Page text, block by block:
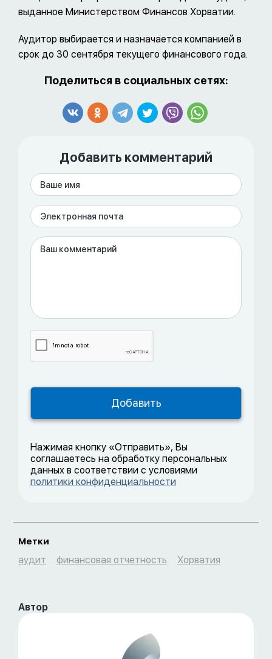
выданное Министерством Финансов Хорватии.
Аудитор выбирается и назначается компанией в
срок до 30 сентября текущего финансового года.
Поделиться в социальных сетях:
Добавить комментарий
Нажимая кнопку «Отправить», Вы
соглашаетесь на обработку персональных
данных в соответствии с условиями
политики конфиденциальности
Метки
аудит финансовая отчетность Хорватия
Автор